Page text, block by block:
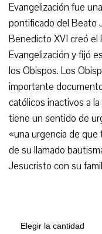
Evangelización fue
pontificado del Beato
Benedicto XVI creó el
Evangelización y fijó
los Obispos. Los
importante
católicos inactivos a
tiene un sentido de
«una urgencia de que
de su llamado
Jesucristo con su